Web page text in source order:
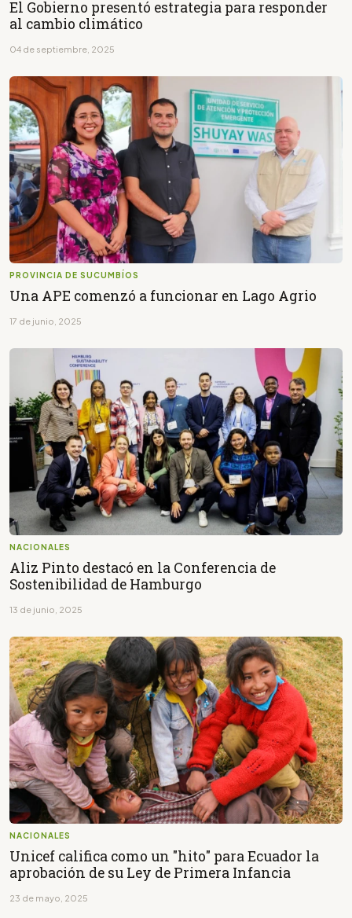
El Gobierno presentó estrategia para responder
al cambio climático
04 de septiembre, 2025
PROVINCIA DE SUCUMBÍOS
Una APE comenzó a funcionar en Lago Agrio
17 de junio, 2025
NACIONALES
Aliz Pinto destacó en la Conferencia de
Sostenibilidad de Hamburgo
13 de junio, 2025
NACIONALES
Unicef califica como un "hito" para Ecuador la
aprobación de su Ley de Primera Infancia
23 de mayo, 2025